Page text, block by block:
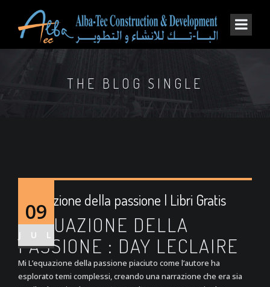
THE BLOG SINGLE
09
JUL
L’equazione della passione | Libri Gratis
L’EQUAZIONE DELLA
PASSIONE : DAY LECLAIRE
Mi L’equazione della passione piaciuto come l’autore ha
esplorato temi complessi, creando una narrazione che era sia